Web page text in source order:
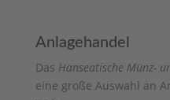
Anlagehandel
Das Hanseatische Münz-
eine große Auswahl an